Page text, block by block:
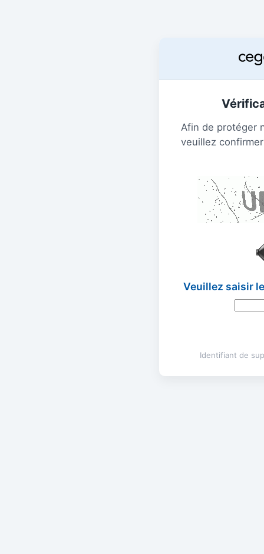
Afin de protéger
veuillez
Veuillez saisir
Identifiant de